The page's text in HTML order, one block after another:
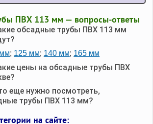
ПВХ 113 мм — вопросы-ответы
обсадные трубы ПВХ 113 мм
; 125 мм; 140 мм; 165 мм
цены на обсадные трубы ПВХ
еще нужно посмотреть,
трубы ПВХ 113 мм?
на сайте: